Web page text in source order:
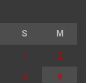
S M
1 2
8 9